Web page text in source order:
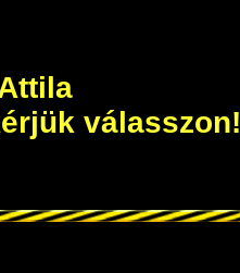
válasszon!